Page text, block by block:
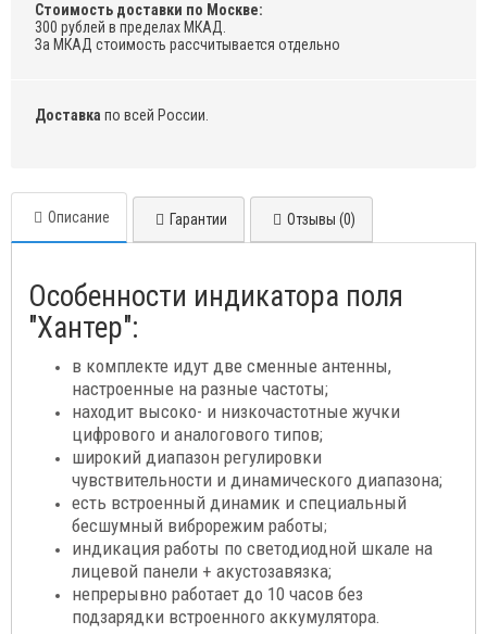
Стоимость доставки по Москве:
300 рублей в пределах МКАД.
За МКАД стоимость рассчитывается отдельно
Доставка по всей России.
Описание Гарантии Отзывы (0)
Особенности индикатора поля
"Хантер":
в комплекте идут две сменные антенны,
настроенные на разные частоты;
находит высоко- и низкочастотные жучки
цифрового и аналогового типов;
широкий диапазон регулировки
чувствительности и динамического диапазона;
есть встроенный динамик и специальный
бесшумный виброрежим работы;
индикация работы по светодиодной шкале на
лицевой панели + акустозавязка;
непрерывно работает до 10 часов без
подзарядки встроенного аккумулятора.